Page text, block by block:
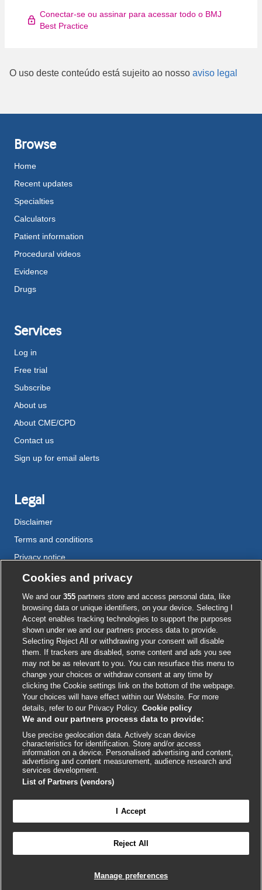
Conectar-se ou assinar para acessar todo o BMJ
Best Practice
O uso deste conteúdo está sujeito ao nosso aviso legal
Conectar-se para acessar todo o BMJ Best Practice
Browse
Home
Recent updates
Specialties
Calculators
Patient information
Procedural videos
Evidence
Drugs
Services
Log in
Free trial
Subscribe
About us
About CME/CPD
Contact us
Sign up for email alerts
Legal
Disclaimer
Terms and conditions
Privacy notice
Cookie policy
Accessibility
External
link
opens
in
a
new
window
External
link
opens
in
a
new
window
External
link
opens
in
a
new
window
External
link
opens
in
a
new
window
External
link
opens
in
a
new
window
© BMJ Publishing Group 2026
ISSN 2515-9615

Cookies and privacy
We and our355 partners store and access personal data, like
browsing data or unique identifiers, on your device. Selecting I
Accept enables tracking technologies to support the purposes
shown under we and our partners process data to provide.
Selecting Reject All or withdrawing your consent will disable
them. If trackers are disabled, some content and ads you see
may not be as relevant to you. You can resurface this menu to
change your choices or withdraw consent at any time by
clicking the Cookie settings link on the bottom of the webpage.
Your choices will have effect within our Website. For more
details, refer to our Privacy Policy. Cookie policy
We and our partners process data to provide:
Use precise geolocation data. Actively scan device
characteristics for identification. Store and/or access
information on a device. Personalised advertising and content,
advertising and content measurement, audience research and
services development.
List of Partners (vendors)
I Accept
Reject All
Manage preferences